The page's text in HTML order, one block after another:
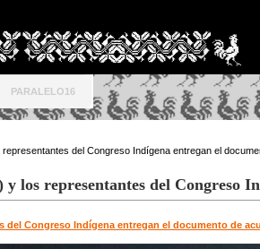
PARALELO16
del Congreso Indígena entregan el
y los representantes del
del Congreso Indígena entregan el documento de